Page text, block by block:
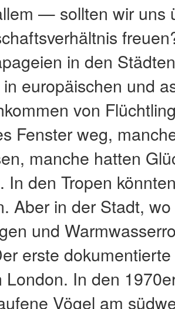
— sollten wir uns
in den
europäischen und
von
Fenster weg,
manche hatten
In den Tropen
Aber in der Stadt,
und
erste
London. In den
Vögel am